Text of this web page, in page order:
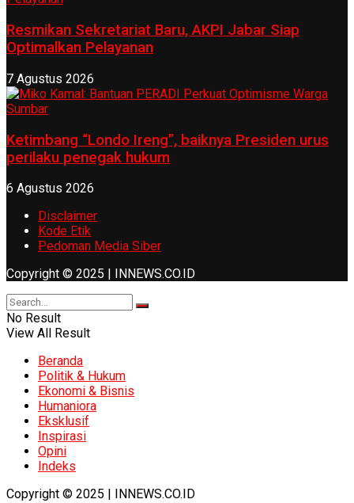
Resmikan Sekretariat Baru, AKPI Jabar Siap
Optimalkan Pelayanan
7 Agustus 2026
Ketimbang “Londo Ireng”, baiknya Presiden urus
perilaku penegak hukum
6 Agustus 2026
Disclaimer
Kode Etik
Pedoman Media Siber
Copyright © 2025 | INNEWS.CO.ID
No Result
View All Result
Beranda
Politik & Hukum
Ekonomi & Bisnis
Humaniora
Eksklusif
Inspirasi
Opini
Indeks
Copyright © 2025 | INNEWS.CO.ID